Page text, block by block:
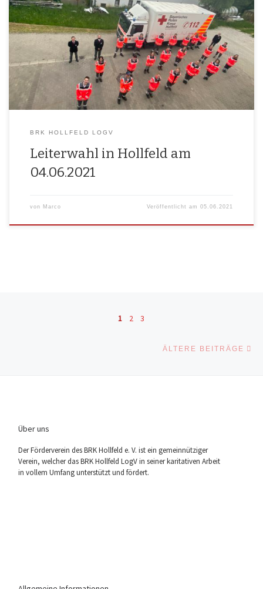
Am 30.03.2017 wur­de das letz­te mal die Bereit­schafts­lei­tung in Holl­feld
gewählt, so war es nun an der Zeit Neu­wah­len durchzuführen. In den
letz­ten vier Jah­ren hat sich vie­les in des BRK Holl­feld LogV getan.
Neben unzäh­li­gen klei­nen Sani­täts­diens­ten, Ein­sät­zen für unse­re
Schnell­ein­satz­grup­pen, Instand­hal­tungs­ar­bei­ten an unse­rer Unter­kunft
und Fahr­zeu­gen sowie vie­ler […]
BRK HOLLFELD LOGV
Leiterwahl in Hollfeld am
04.06.2021
von Marco Veröffentlicht am05.06.2021
1 2 3
ÄLTERE BEITRÄGE
Über uns
Der För­der­ver­ein des BRK Holl­feld e. V. ist ein gemein­nüt­zi­ger
Ver­ein, wel­cher das BRK Holl­feld LogV in sei­ner kari­ta­ti­ven Arbeit
in vol­lem Umfang unter­stützt und fördert.